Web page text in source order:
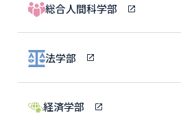
総合人間科学部
法学部
経済学部